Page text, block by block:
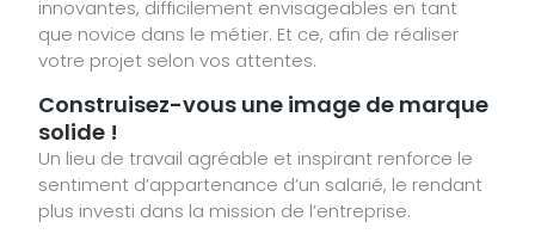
innovantes, difficilement envisageables en tant
que novice dans le métier. Et ce, afin de réaliser
votre projet selon vos attentes.
Construisez-vous une image de marque
solide !
Un lieu de travail agréable et inspirant renforce le
sentiment d’appartenance d’un salarié, le rendant
plus investi dans la mission de l’entreprise.